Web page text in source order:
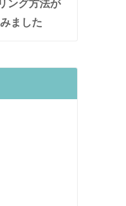
ング方法が
ました